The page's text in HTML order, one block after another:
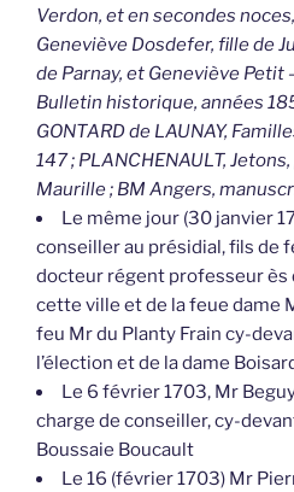
Verdon, et en secondes
Geneviève Dosdefer, fille de
de Parnay, et Geneviève Petit
Bulletin historique, années
GONTARD de LAUNAY,
147 ; PLANCHENAULT,
Maurille ; BM Angers,
Le même jour (30 janvier
conseiller au présidial, fils de
docteur régent professeur ès
cette ville et de la feue dame
feu Mr du Planty Frain cy-
l’élection et de la dame
Le 6 février 1703, Mr
charge de conseiller, cy-
Boussaie Boucault
Le 16 (février 1703) Mr